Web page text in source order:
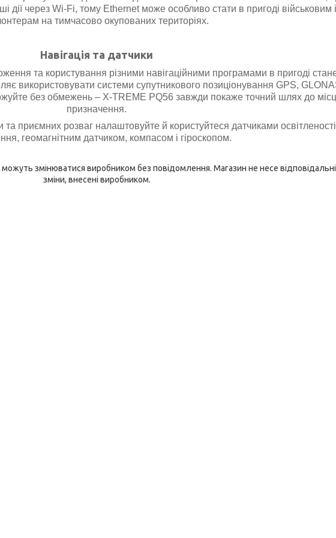
дії через Wi-Fi, тому Ethernet може особливо стати в пригоді військовим і
на тимчасово окупованих територіях.
Навігація та датчики
та користування різними навігаційними програмами в пригоді
використовувати системи супутникового позиціонування GPS,
без обмежень – X-TREME PQ56 завжди покаже точний шлях до
призначення.
та приємних розваг налаштовуйте й користуйтеся датчиками
геомагнітним датчиком, компасом і гіроскопом.
змінюватися виробником без повідомлення. Магазин не несе
зміни, внесені виробником.